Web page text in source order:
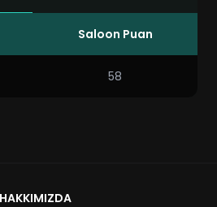
Saloon Puan
58
HAKKIMIZDA